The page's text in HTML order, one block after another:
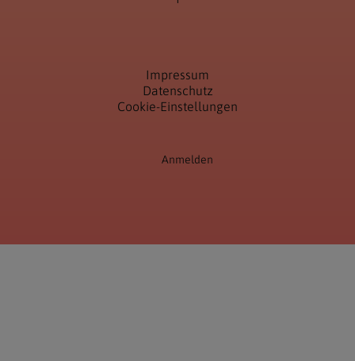
Impressum
Datenschutz
Cookie-Einstellungen
Anmelden